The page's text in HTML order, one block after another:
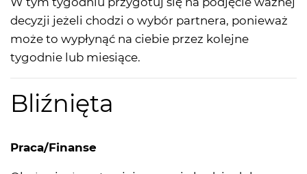
decyzji jeżeli chodzi o wybór partnera, ponieważ
może to wypłynąć na ciebie przez kolejne
tygodnie lub miesiące.
Bliźnięta
Praca/Finanse